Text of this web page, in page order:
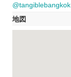
@tangiblebangkok
地図